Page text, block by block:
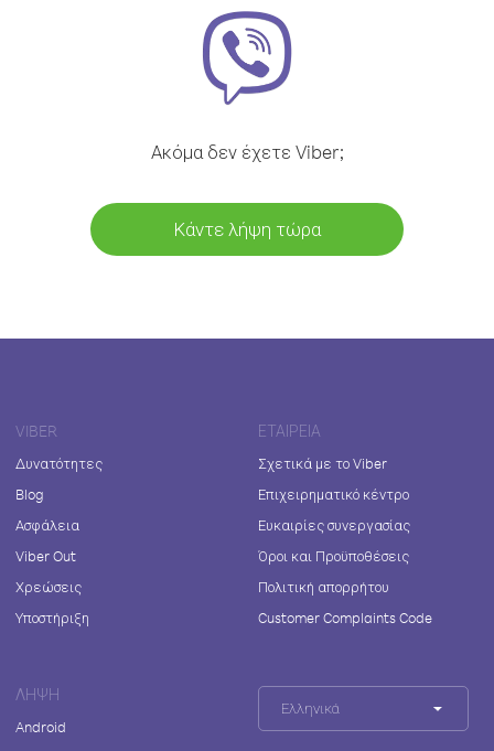
Ακόμα δεν έχετε Viber;
Κάντε λήψη τώρα
VIBER
Δυνατότητες
Blog
Ασφάλεια
Viber Out
Χρεώσεις
Υποστήριξη
ΕΤΑΙΡΕΊΑ
Σχετικά με το Viber
Επιχειρηματικό κέντρο
Ευκαιρίες συνεργασίας
Όροι και Προϋποθέσεις
Πολιτική απορρήτου
Customer Complaints Code
ΛΉΨΗ
Android
Ελληνικά